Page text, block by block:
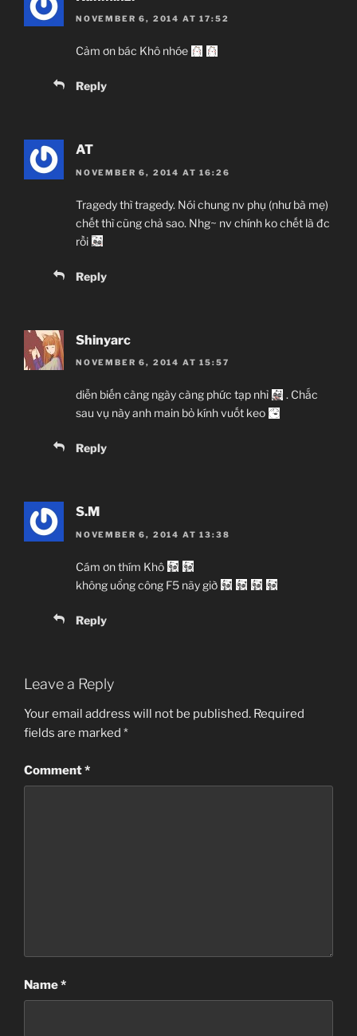
NOVEMBER 6, 2014 AT 17:52
Cảm ơn bác Khô nhóe
Reply
AT
NOVEMBER 6, 2014 AT 16:26
Tragedy thì tragedy. Nói chung nv phụ (như bà mẹ)
chết thì cũng chả sao. Nhg~ nv chính ko chết là đc
rồi
Reply
Shinyarc
NOVEMBER 6, 2014 AT 15:57
diễn biến càng ngày càng phức tạp nhỉ
. Chắc
sau vụ này anh main bỏ kính vuốt keo
Reply
S.M
NOVEMBER 6, 2014 AT 13:38
Cám ơn thím Khô
không uổng công F5 nãy giờ
Reply
Leave a Reply
Your email address will not be published. Required
fields are marked *
Comment*
Name*